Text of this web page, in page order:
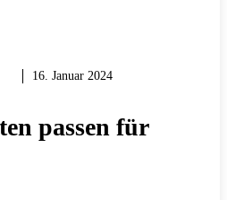
16. Januar 2024
passen für